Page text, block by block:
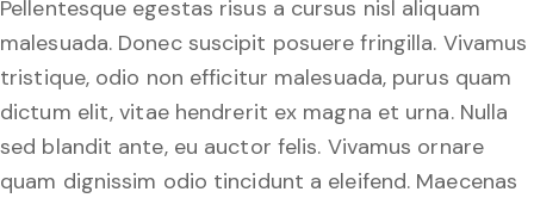
Pellentesque egestas risus a cursus nisl aliquam
malesuada. Donec suscipit posuere fringilla. Vivamus
tristique, odio non efficitur malesuada, purus quam
dictum elit, vitae hendrerit ex magna et urna. Nulla
sed blandit ante, eu auctor felis. Vivamus ornare
quam dignissim odio tincidunt a eleifend. Maecenas